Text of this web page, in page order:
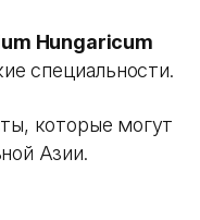
Hungaricum
специальности.
которые могут
Азии.